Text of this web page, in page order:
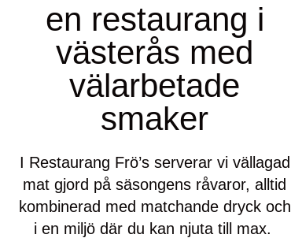
en restaurang i
västerås med
välarbetade
smaker
I Restaurang Frö’s serverar vi vällagad
mat gjord på säsongens råvaror, alltid
kombinerad med matchande dryck och
i en miljö där du kan njuta till max.